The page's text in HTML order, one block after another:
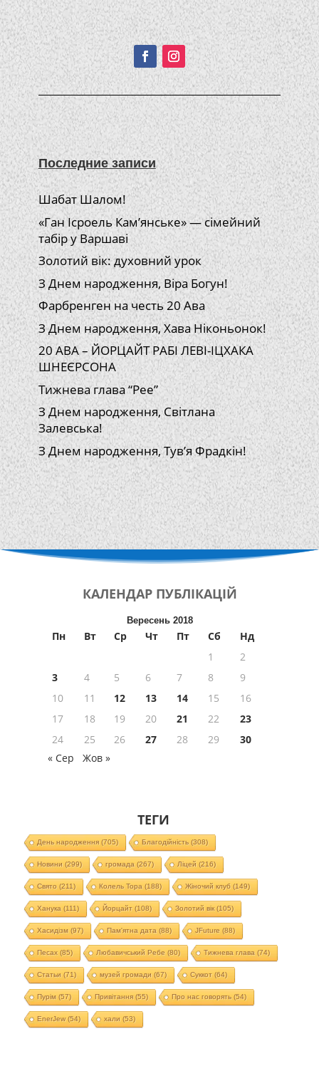
Подписывайтесь!
Последние записи
Шабат Шалом!
«Ган Ісроель Кам’янське» — сімейний
табір у Варшаві
Золотий вік: духовний урок
З Днем народження, Віра Богун!
Фарбренген на честь 20 Ава
З Днем народження, Хава Ніконьонок!
20 АВА – ЙОРЦАЙТ РАБІ ЛЕВІ-ІЦХАКА
ШНЕЄРСОНА
Тижнева глава “Рее”
З Днем народження, Світлана
Залевська!
З Днем народження, Тув’я Фрадкін!
КАЛЕНДАР ПУБЛІКАЦІЙ
Вересень 2018
Пн Вт Ср Чт Пт Сб
Нд
1
2
3
4 5 6 7 8
9
10
11 12 13 14 15
16
17
18 19 20 21 22
23
24
25 26 27 28 29
30
« Сер
Жов »
ТЕГИ
День народження(705) Благодійність(308)
Новини (299) громада (267) Ліцей (216)
Свято (211) Колель Тора (188) Жіночий клуб (149)
Ханука (111) Йорцайт (108) Золотий вік(105)
Хасидізм (97) Пам'ятна дата (88) JFuture (88)
Песах(85) Любавичський Ребе (80) Тижнева глава (74)
Статьи (71) музей громади (67) Суккот (64)
Пурім (57) Привітання(55) Про нас говорять(54)
EnerJew(54) хали (53)